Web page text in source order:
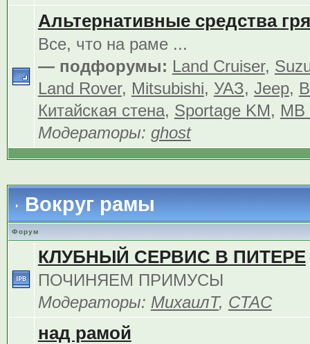
Альтернативные средства
Все, что на раме ...
— подфорумы: Land Cruiser,
Land Rover, Mitsubishi, УАЗ, Jeep,
Китайская стена, Sportage KM, MB
Модераторы: ghost
Вокруг рамы
Форум
КЛУБНЫЙ СЕРВИС В ПИТЕРЕ
ПОЧИНЯЕМ ПРИМУСЫ
Модераторы: МихаилТ, CTAC
над рамой